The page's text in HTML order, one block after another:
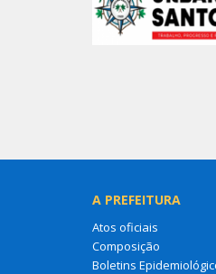
A PREFEITURA
Atos oficiais
Composição
Boletins